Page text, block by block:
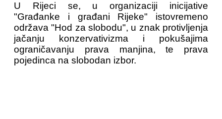
U Rijeci se, u organizaciji inicijative
"Građanke i građani Rijeke" istovremeno
održava "Hod za slobodu", u znak protivljenja
jačanju konzervativizma i pokušajima
ograničavanju prava manjina, te prava
pojedinca na slobodan izbor.